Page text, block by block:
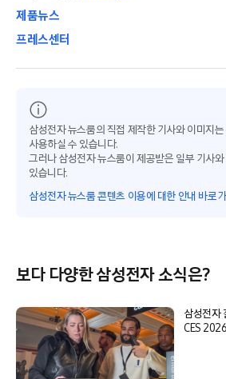
제품뉴스
프레스센터
삼성전자 뉴스룸의 직접 제작한 기사와 이미지는
사용하실 수 있습니다.
그러나 삼성전자 뉴스룸이 제공받은 일부 기사와
있습니다.
삼성전자 뉴스룸 콘텐츠 이용에 대한 안내 바로가
보다 다양한 삼성전자 소식은?
삼성전자
CES